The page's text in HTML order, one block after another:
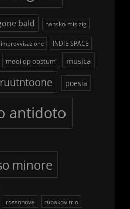
bald hansko mislzig
improvvisazione INDIE SPACE
mooi op oostum musica
poesia
antidoto
minore
rossonove rubakov trio